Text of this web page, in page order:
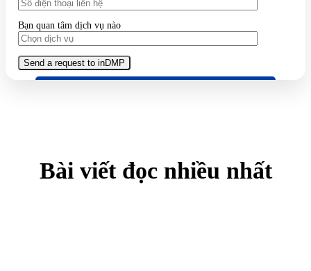
Bạn quan tâm dịch vụ nào
Bài viết đọc nhiều nhất